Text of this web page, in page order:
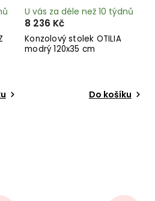
Konzolový stolek OTILIA
modrý 120x35 cm
U vás za déle než 10 týdnů
8 236 Kč
Do košíku